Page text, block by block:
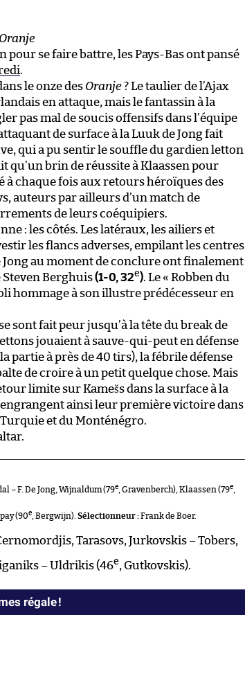
se faire battre, les Pays-Bas ont pansé
.
le onze des Oranje? Le taulier de l’Ajax
en attaque, mais le fantassin à la
pas mal de soucis offensifs dans l’équipe
de surface à la Luuk de Jong fait
qui a pu sentir le souffle du gardien letton
qu’un brin de réussite à Klaassen pour
à chaque fois aux retours héroïques des
auteurs par ailleurs d’un match de
de leurs coéquipiers.
: les côtés. Les latéraux, les ailiers et
les flancs adverses, empilant les centres
Jong au moment de conclure ont finalement
Berghuis(1-0, 32e). Le « Robben du
hommage à son illustre prédécesseur en
sont fait peur jusqu’à la tête du break de
jouaient à sauve-qui-peut en défense
partie à près de 40 tirs), la fébrile défense
de croire à un petit quelque chose. Mais
limite sur Kamešs dans la surface à la
engrangent ainsi leur première victoire dans
et du Monténégro.
– F. De Jong, Wijnaldum (79e , Gravenberch), Klaassen (79e
(90e , Bergwijn). Sélectionneur :Frank de Boer.
Tarasovs, Jurkovskis – Tobers,
– Uldrikis (46e, Gutkovskis).
régale !